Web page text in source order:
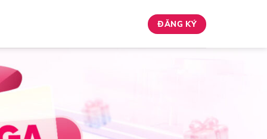
ĐĂNG KÝ